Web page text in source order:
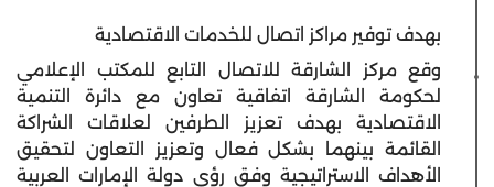
بهدف توفير مراكز اتصال للخدمات الاقتصادية
وقع مركز الشارقة للاتصال التابع للمكتب الإعلامي
لحكومة الشارقة اتفاقية تعاون مع دائرة التنمية
الاقتصادية بهدف تعزيز الطرفين لعلاقات الشراكة
القائمة بينهما بشكل فعال وتعزيز التعاون لتحقيق
الأهداف الاستراتيجية وفق رؤى دولة الإمارات العربية